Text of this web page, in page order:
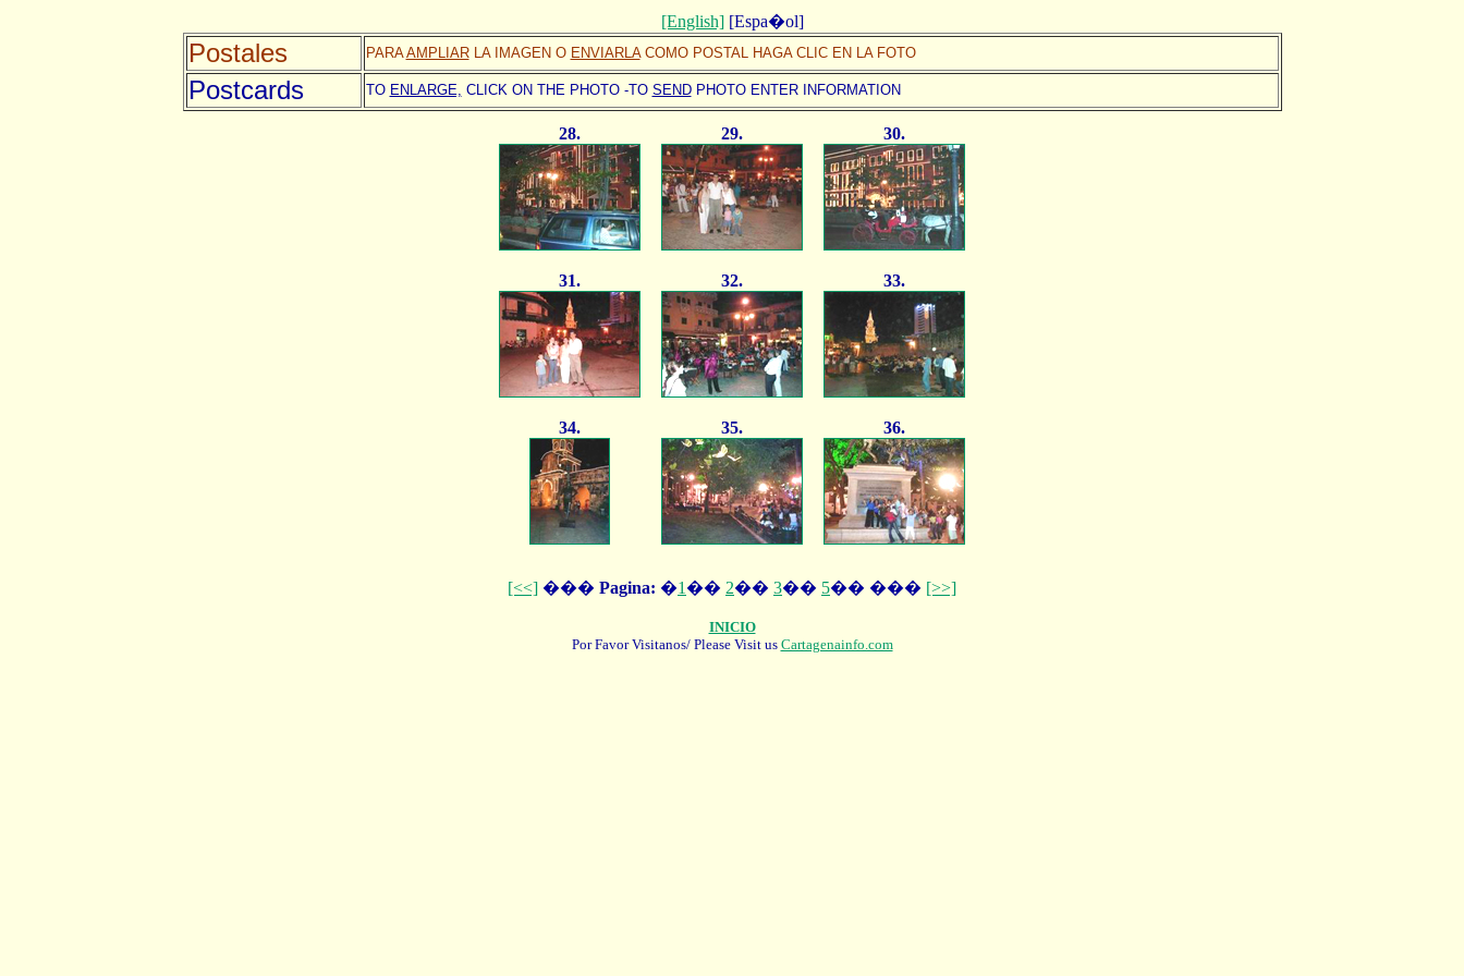
[English][Espa�ol]
Postales PARAAMPLIARLA IMAGEN O ENVIARLACOMO POSTAL HAGA CLIC EN LA FOTO
Postcards TO ENLARGE, CLICK ON THE PHOTO -TO SEND PHOTO ENTER INFORMATION
28. 29. 30.
31. 32. 33.
34. 35. 36.
[<<] ��� Pagina: �1 �� 2�� 3�� 5�� ��� [>>]
INICIO
Por Favor Visitanos/ Please Visit us Cartagenainfo.com